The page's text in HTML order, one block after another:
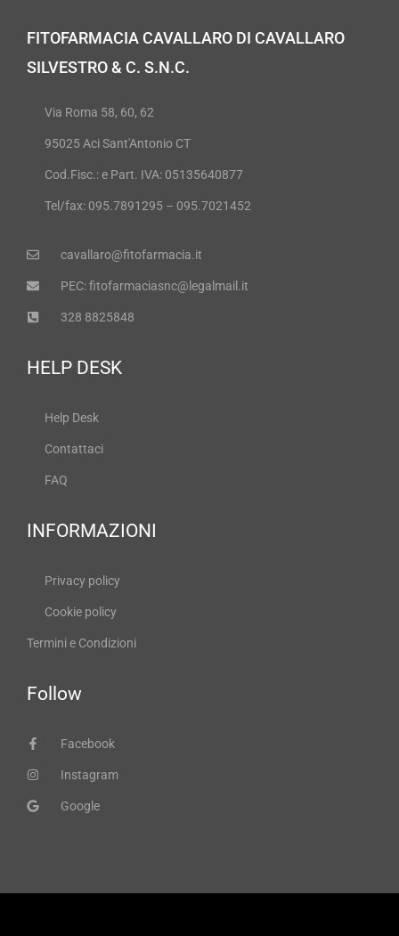
FITOFARMACIA CAVALLARO DI CAVALLARO
SILVESTRO & C. S.N.C.
Via Roma 58, 60, 62
95025 Aci Sant'Antonio CT
Cod.Fisc.: e Part. IVA: 05135640877
Tel/fax: 095.7891295 – 095.7021452
cavallaro@fitofarmacia.it
PEC: fitofarmaciasnc@legalmail.it
328 8825848
HELP DESK
Help Desk
Contattaci
FAQ
INFORMAZIONI
Privacy policy
Cookie policy
Termini e Condizioni
Follow
Facebook
Instagram
Google